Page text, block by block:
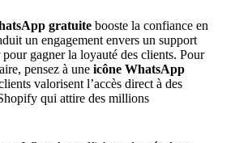
gratuite booste la confiance en
un engagement envers un support
gagner la loyauté des clients. Pour
pensez à une icône WhatsApp
valorisent l’accès direct à des
qui attire des millions